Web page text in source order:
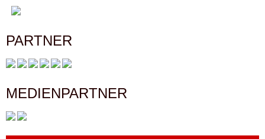
PARTNER
MEDIENPARTNER